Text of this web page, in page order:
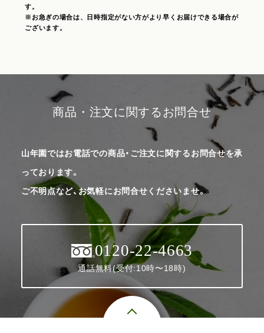
す。
※お急ぎの場合は、日時指定がない方がより早くお届けできる場合が
ございます。
商品・注文に関するお問合せ
山年園ではお電話での商品・ご注文に関するお問合せを承
っております。
ご不明点など、お気軽にお問合せくださいませ。
0120-22-4663
通話無料(受付:10時〜18時)